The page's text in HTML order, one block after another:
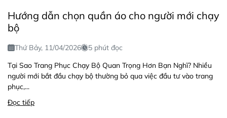
Hướng dẫn chọn quần áo cho người mới chạy
bộ
Thứ Bảy, 11/04/2026
5 phút đọc
Tại Sao Trang Phục Chạy Bộ Quan Trọng Hơn Bạn Nghĩ? Nhiều
người mới bắt đầu chạy bộ thường bỏ qua việc đầu tư vào trang
phục,...
Đọc tiếp